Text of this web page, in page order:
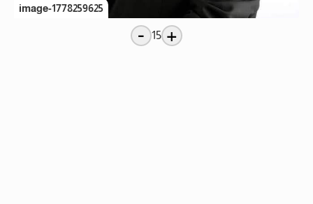
image-1778259625
+
15
-